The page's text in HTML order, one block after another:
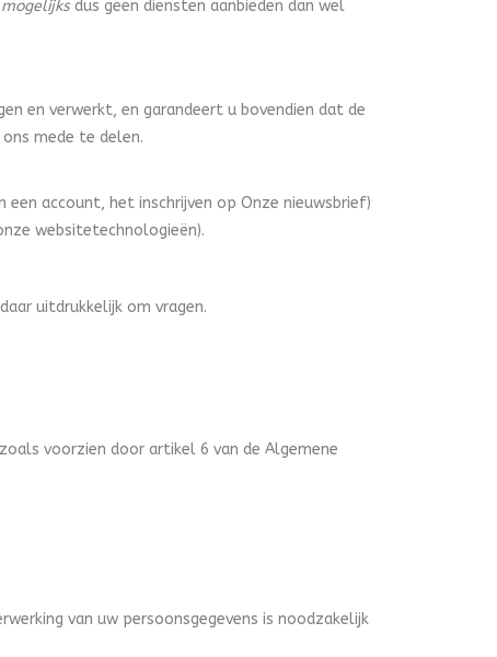
mogelijksdus geen diensten aanbieden dan wel
en verwerkt, en garandeert u bovendien dat de
mede te delen.
account, het inschrijven op Onze nieuwsbrief)
websitetechnologieën).
uitdrukkelijk om vragen.
voorzien door artikel 6 van de Algemene
van uw persoonsgegevens is noodzakelijk